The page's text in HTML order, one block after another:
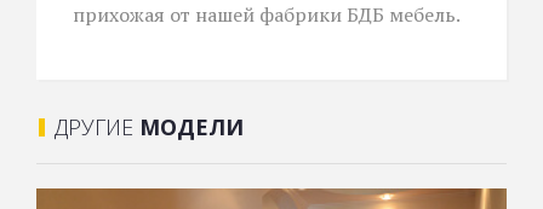
прихожая от нашей фабрики БДБ мебель.
ДРУГИЕ МОДЕЛИ